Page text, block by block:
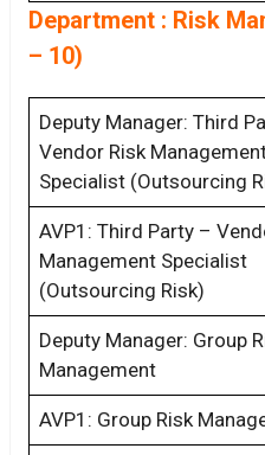
Department : Risk
– 10)
Deputy Manager: Third
Vendor Risk
Specialist (Outsourcing
AVP1: Third Party –
Management Specialist
(Outsourcing Risk)
Deputy Manager: Group
Management
AVP1: Group Risk